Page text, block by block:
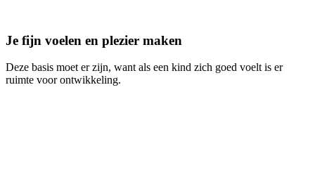
Je fijn voelen en plezier maken
Deze basis moet er zijn, want als een kind zich goed voelt is er
ruimte voor ontwikkeling.